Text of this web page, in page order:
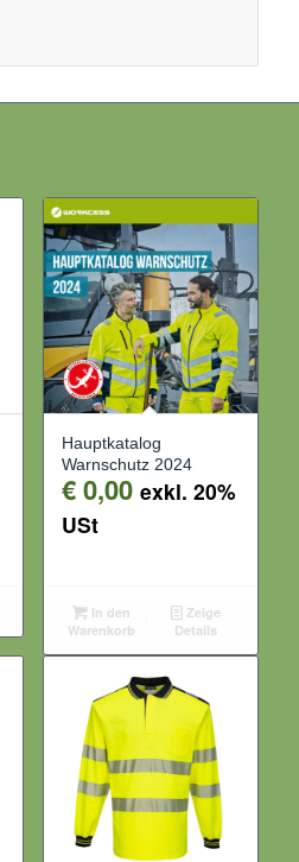
Hauptkatalog
Warnschutz 2024
€0,00 exkl. 20%
USt
In den
Warenkorb
Zeige
Details